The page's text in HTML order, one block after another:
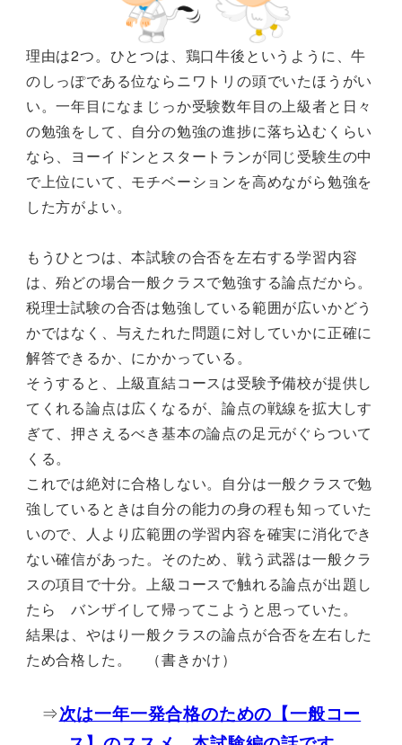
理由は2つ。ひとつは、鶏口牛後というように、牛
のしっぽである位ならニワトリの頭でいたほうがい
い。一年目になまじっか受験数年目の上級者と日々
の勉強をして、自分の勉強の進捗に落ち込むくらい
なら、ヨーイドンとスタートランが同じ受験生の中
で上位にいて、モチベーションを高めながら勉強を
した方がよい。
もうひとつは、本試験の合否を左右する学習内容
は、殆どの場合一般クラスで勉強する論点だから。
税理士試験の合否は勉強している範囲が広いかどう
かではなく、与えたれた問題に対していかに正確に
解答できるか、にかかっている。
そうすると、上級直結コースは受験予備校が提供し
てくれる論点は広くなるが、論点の戦線を拡大しす
ぎて、押さえるべき基本の論点の足元がぐらついて
くる。
これでは絶対に合格しない。自分は一般クラスで勉
強しているときは自分の能力の身の程も知っていた
いので、人より広範囲の学習内容を確実に消化でき
ない確信があった。そのため、戦う武器は一般クラ
スの項目で十分。上級コースで触れる論点が出題し
たら バンザイして帰ってこようと思っていた。
結果は、やはり一般クラスの論点が合否を左右した
ため合格した。 （書きかけ）
⇒次は一年一発合格のための【一般コー